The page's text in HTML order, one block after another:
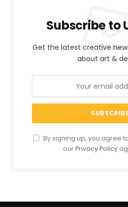
Subscribe to
Get the latest creative
about art &
By signing up, you agree
ourPrivacy Policy